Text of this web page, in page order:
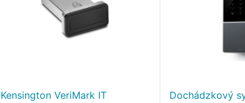
Kensington VeriMark IT
Dochádzkový